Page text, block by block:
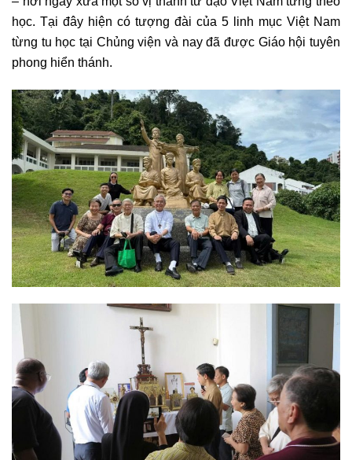
học. Tại đây hiện có tượng đài của 5 linh mục Việt Nam
từng tu học tại Chủng viện và nay đã được Giáo hội tuyên
phong hiển thánh.